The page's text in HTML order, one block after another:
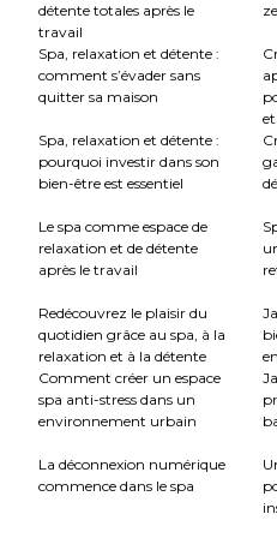
détente totales après le
travail
Spa, relaxation et détente :
comment s’évader sans
quitter sa maison
Spa, relaxation et détente :
pourquoi investir dans son
bien-être est essentiel
Le spa comme espace de
relaxation et de détente
après le travail
Redécouvrez le plaisir du
quotidien grâce au spa, à la
relaxation et à la détente
Comment créer un espace
spa anti-stress dans un
environnement urbain
La déconnexion numérique
commence dans le spa